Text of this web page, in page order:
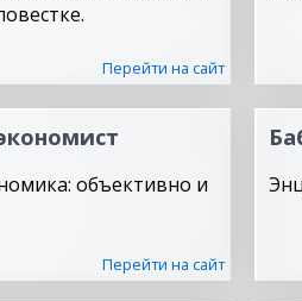
Перейти на сайт
объективно и
Перейти на сайт